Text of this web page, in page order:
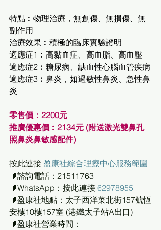
特點︰物理治療，無創傷、無損傷、無
副作用
治療效果︰積極的臨床實驗證明
適應症1︰高黏血症、高血脂、高血壓
適應症2︰糖尿病、缺血性心腦血管疾病
適應症3︰鼻炎，如過敏性鼻炎、急性鼻
炎
零售價：2200元
推廣優惠價︰2134元 (附送激光雙鼻孔
照鼻炎鼻敏感配件)
按此連接 盈康社綜合理療中心服務範圍
🔰諮詢電話：21511763
🔰WhatsApp：按此連接 62978955
🔰盈康社地點：太子西洋菜北街157號恆
安樓10樓157室 (港鐵太子站A出口)
🔰盈康社營業時間：